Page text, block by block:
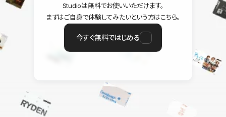
Studioは無料でお使いいただけます。
まずはご自身で体験してみたいという方はこちら。
今すぐ無料ではじめる